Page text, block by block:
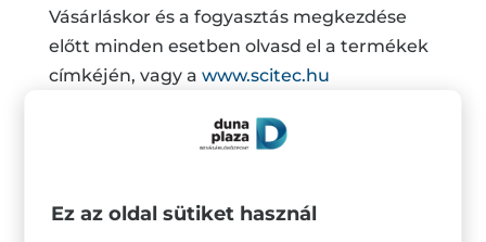
Vásárláskor és a fogyasztás megkezdése
előtt minden esetben olvasd el a termékek
címkéjén, vagy a www.scitec.hu
figyelmeztetéseket!
https://scietc.hu/husegpontok-a4671
Ez az oldal sütiket használ